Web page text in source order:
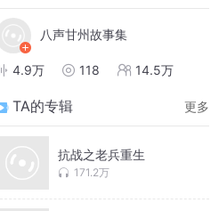
八声甘州故事集
4.9万 118 14.5万
TA的专辑 更多
抗战之老兵重生
171.2万